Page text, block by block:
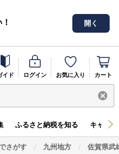
開く
イド ログイン お気に入り カート
ふるさと納税を知る キャン
さがす 九州地方 佐賀県武